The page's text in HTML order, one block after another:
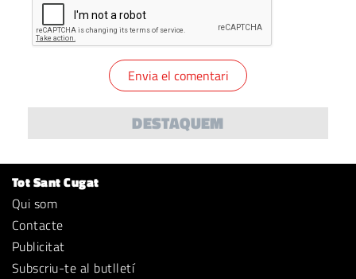
DESTAQUEM
Tot Sant Cugat
Qui som
Contacte
Publicitat
Subscriu-te al butlletí